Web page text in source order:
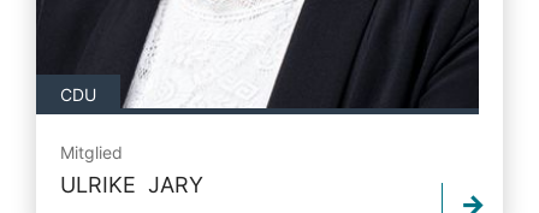
CDU
Mitglied
ULRIKE JARY